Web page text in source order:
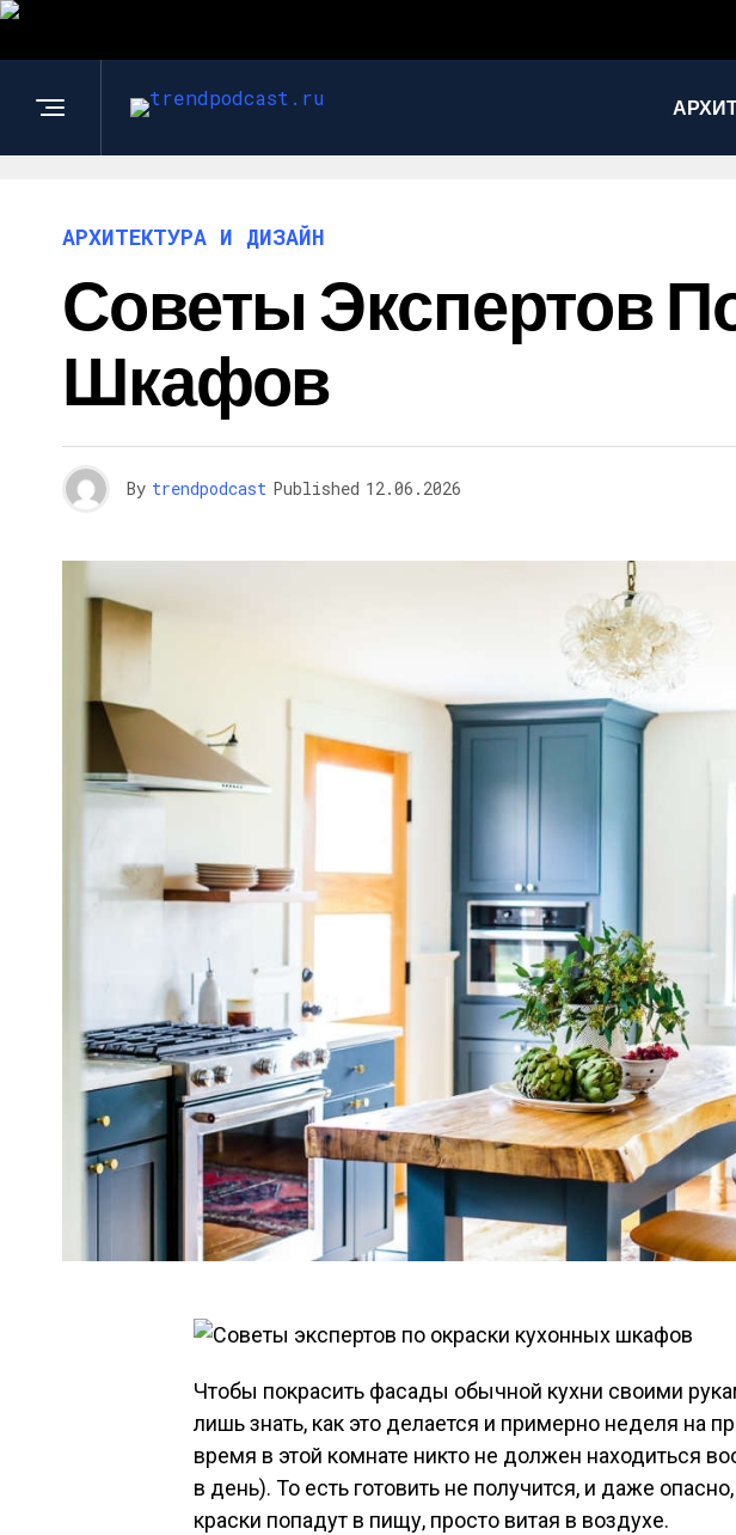
АРХИТЕКТУРА И ДИЗАЙН
Советы Экспертов
Шкафов
By trendpodcast Published 12.06.2026
Чтобы покрасить фасады обычной кухни своими
лишь знать, как это делается и примерно неделя на
время в этой комнате никто не должен находиться
в день). То есть готовить не получится, и даже
краски попадут в пищу, просто витая в воздухе.